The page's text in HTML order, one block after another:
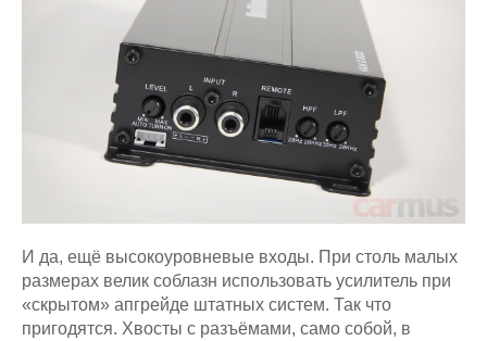
И да, ещё высокоуровневые входы. При столь малых
размерах велик соблазн использовать усилитель при
«скрытом» апгрейде штатных систем. Так что
пригодятся. Хвосты с разъёмами, само собой, в